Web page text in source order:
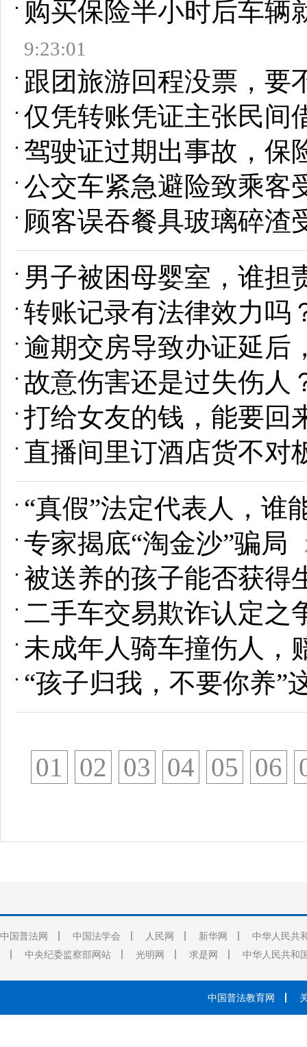
购买保险半小时后车辆
9:23:01
跟团旅游回程没票，要
仅凭转账凭证主张民间
驾驶证过期出事故，保
公交车紧急避险致乘客
顾客误吞餐具玻璃碎渣
男子被困母婴室，谁担
转账记录有法律效力吗
逾期交房导致办证延后
故意伤害还是过失伤人
打给女友的钱，能要回
直播间里订酒店货不对
“真假”法定代表人，谁
专家揭底“淘金沙”骗局
被送养的孩子能否获得
二手车交易欺诈认定之
未成年人骑车撞伤人，
“孩子归我，不要你养”
01 02 03 04 05 06
中国普法网 中国法学会 人民网 新华网
中华人民共
中央纪委监察部网站
光明网 求是网 中华人民共和
中国普法教育网